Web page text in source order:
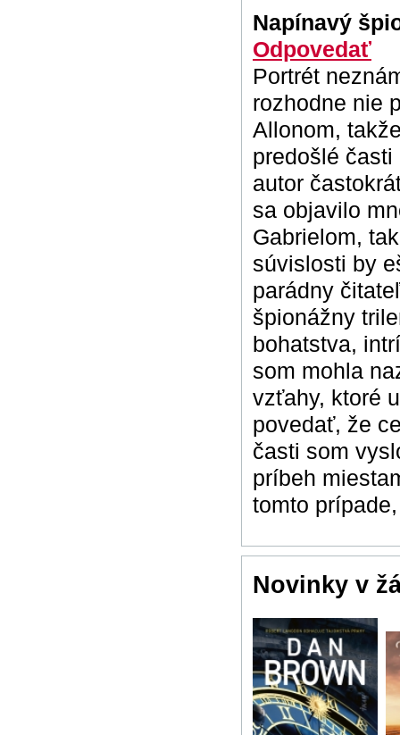
Napínavý
Odpovedať
Portrét
rozhodne nie
Allonom,
predošlé
autor
sa objavilo
Gabrielom,
súvislosti by
parádny
špionážny
bohatstva,
som mohla
vzťahy, ktoré
povedať, že
časti som
príbeh
tomto
Novinky v